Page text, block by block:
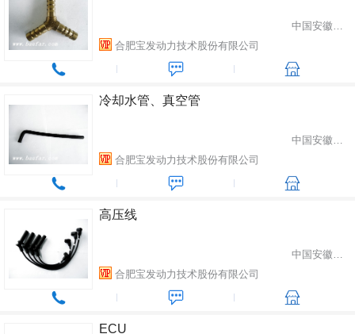
中国安徽省合肥市
合肥宝发动力技术股份有限公司
冷却水管、真空管
中国安徽省合肥市
合肥宝发动力技术股份有限公司
高压线
中国安徽省合肥市
合肥宝发动力技术股份有限公司
ECU